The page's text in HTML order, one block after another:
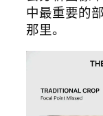
中最重要的
那里。